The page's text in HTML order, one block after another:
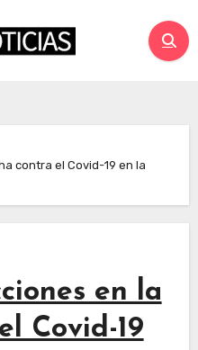
contra el Covid-19 en la
en la
Covid-19